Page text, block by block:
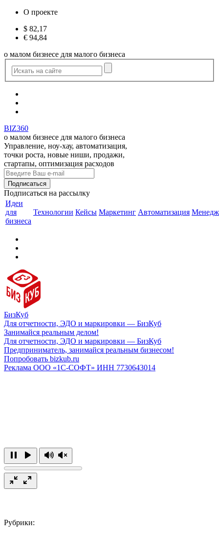
О проекте
$ 82,17
€ 94,84
о малом бизнесе для малого бизнеса
BIZ360
о малом бизнесе для малого бизнеса
Управление, ноу-хау, автоматизация,
точки роста, новые ниши, продажи,
стартапы, оптимизация расходов
Подписаться на рассылку
Идеи
для
бизнеса
Технологии Кейсы Маркетинг Автоматизация
БизКуб
Для отчетности, ЭДО и маркировки — БизКуб
Занимайся реальным делом!
Для отчетности, ЭДО и маркировки — БизКуб
Предприниматель, занимайся реальным бизнесом!
Попробовать bizkub.ru
Реклама ООО «1С-СОФТ» ИНН 7730643014
Рубрики: